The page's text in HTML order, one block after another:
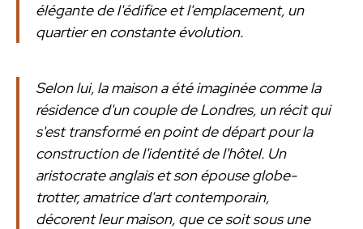
élégante de l'édifice et l'emplacement, un
quartier en constante évolution.
Selon lui, la maison a été imaginée comme la
résidence d'un couple de Londres, un récit qui
s'est transformé en point de départ pour la
construction de l'identité de l'hôtel. Un
aristocrate anglais et son épouse globe-
trotter, amatrice d'art contemporain,
décorent leur maison, que ce soit sous une